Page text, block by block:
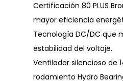
Certificación 80 PLUS
mayor eficiencia
Tecnología DC/DC que
estabilidad del voltaje.
Ventilador silencioso de
rodamiento Hydro